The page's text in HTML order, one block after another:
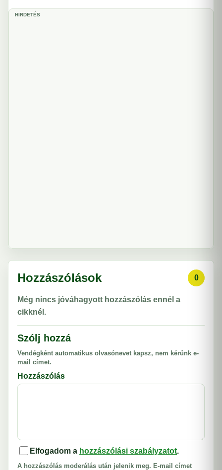
HIRDETÉS
Hozzászólások 0
Még nincs jóváhagyott hozzászólás ennél a
cikknél.
Szólj hozzá
Vendégként automatikus olvasónevet kapsz, nem kérünk e-
mail címet.
Hozzászólás
Elfogadom a hozzászólási szabályzatot.
A hozzászólás moderálás után jelenik meg. E-mail címet